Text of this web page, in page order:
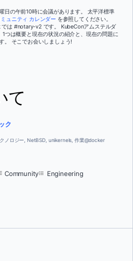
日の午前10時に会議があります。 太平洋標準
ュニティ カレンダー を参照してください。
は #notary-v2 です。 KubeConアムステルダ
つは概要と現在の状況の紹介と、現在の問題に
。 そこでお会いしましょう!
て
ク
ノロジー, NetBSD, unikernels, 作業@docker
Community Engineering